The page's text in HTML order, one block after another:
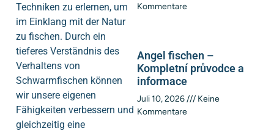
Techniken zu erlernen, um
im Einklang mit der Natur
zu fischen. Durch ein
tieferes Verständnis des
Verhaltens von
Schwarmfischen können
wir unsere eigenen
Fähigkeiten verbessern und
gleichzeitig eine
Kommentare
Angel fischen –
Kompletní průvodce a
informace
Juli 10, 2026
Keine
Kommentare